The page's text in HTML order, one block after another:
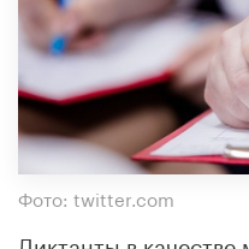
Фото: twitter.com